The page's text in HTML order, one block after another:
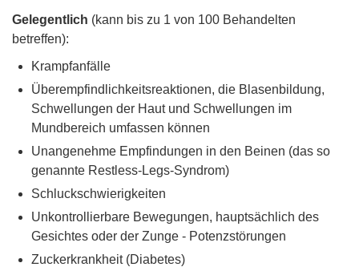
Gelegentlich (kann bis zu 1 von 100 Behandelten
betreffen):
Krampfanfälle
Überempfindlichkeitsreaktionen, die Blasenbildung,
Schwellungen der Haut und Schwellungen im
Mundbereich umfassen können
Unangenehme Empfindungen in den Beinen (das so
genannte Restless-Legs-Syndrom)
Schluckschwierigkeiten
Unkontrollierbare Bewegungen, hauptsächlich des
Gesichtes oder der Zunge - Potenzstörungen
Zuckerkrankheit (Diabetes)